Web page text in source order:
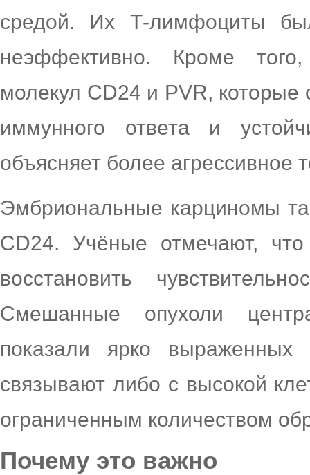
средой. Их Т-лимфоциты
неэффективно. Кроме
молекул CD24 и PVR, которые
иммунного ответа и
объясняет более агрессивное
Эмбриональные карциномы
CD24. Учёные отмечают,
восстановить
Смешанные опухоли
показали ярко выраженных
связывают либо с высокой
ограниченным количеством
Почему это важно